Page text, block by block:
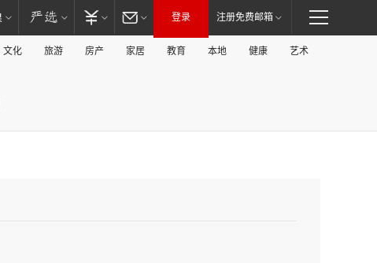
登录 注册免费邮箱
文化 旅游 房产 家居 教育 本地 健康 艺术